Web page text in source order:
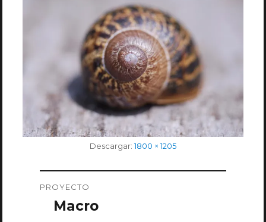
Descargar:completo
1800 × 1205
de
entradas
PROYECTO
Macro